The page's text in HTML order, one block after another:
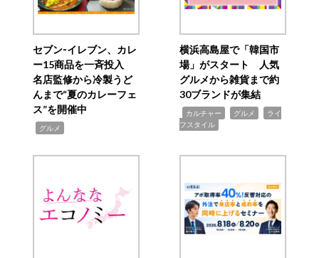
セブン‐イレブン、カレ
ー15商品を一斉投入
名店監修から冷製うど
んまで“夏のカレーフェ
ス”を開催中
グルメ
横浜高島屋で「韓国市
場」がスタート 人気
グルメから雑貨まで約
30ブランドが集結
カルチャー グルメ
ライ
フスタイル